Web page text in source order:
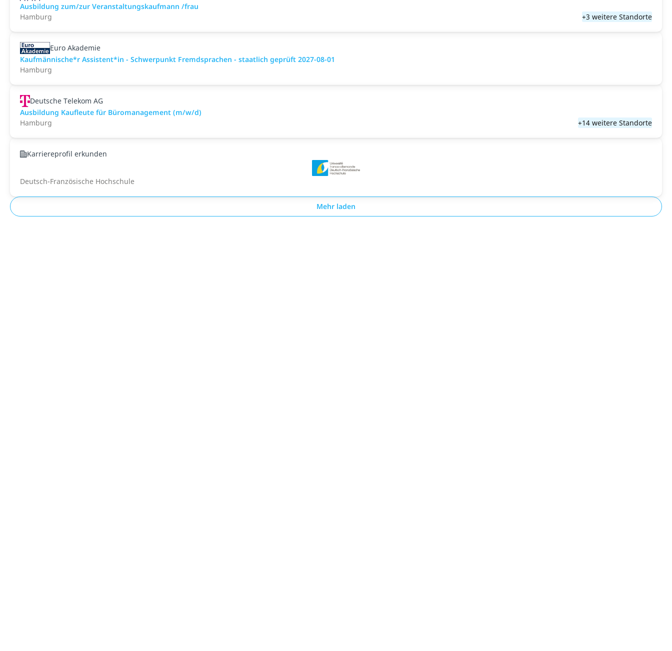
Ausbildung zum/zur Veranstaltungs­kaufmann /frau
Hamburg
+3 weitere Standorte
Euro Akademie
Kaufmännische*r Assistent*in - Schwerpunkt Fremdsprachen - staatlich geprüft 2027-08-01
Hamburg
Deutsche Telekom AG
Ausbildung Kaufleute für Büromanagement (m/w/d)
Hamburg
+14 weitere Standorte
Karriereprofil erkunden
Deutsch-Französische Hochschule
Mehr laden